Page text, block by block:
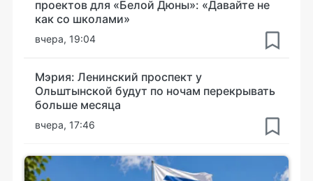
проектов для «Белой Дюны»: «Давайте не
как со школами»
вчера, 19:04
Мэрия: Ленинский проспект у
Ольштынской будут по ночам перекрывать
больше месяца
вчера, 17:46